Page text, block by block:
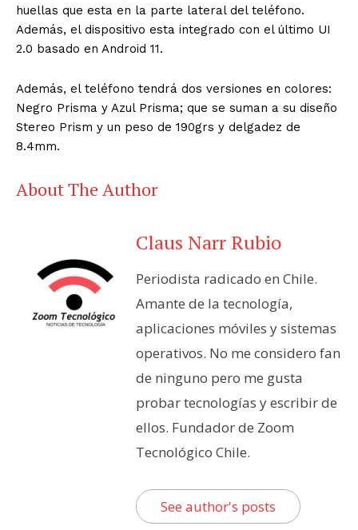
huellas que esta en la parte lateral del teléfono.
Además, el dispositivo esta integrado con el último UI
2.0 basado en Android 11.
Además, el teléfono tendrá dos versiones en colores:
Negro Prisma y Azul Prisma; que se suman a su diseño
Stereo Prism y un peso de 190grs y delgadez de
8.4mm.
About The Author
Claus Narr Rubio
Periodista radicado en Chile.
Amante de la tecnología,
aplicaciones móviles y sistemas
operativos. No me considero fan
de ninguno pero me gusta
probar tecnologías y escribir de
ellos. Fundador de Zoom
Tecnológico Chile.
See author's posts